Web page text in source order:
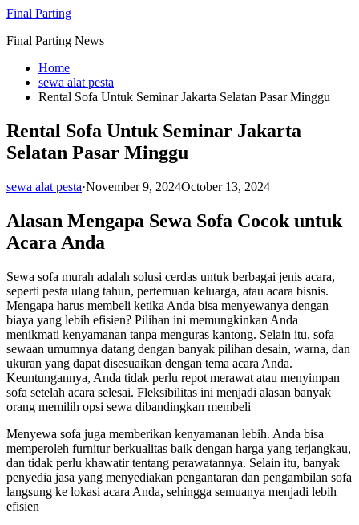
Skip
content
Final Parting
Final Parting News
Home
sewa alat pesta
Rental Sofa Untuk Seminar Jakarta Selatan Pasar Minggu
Rental Sofa Untuk Seminar Jakarta
Selatan Pasar Minggu
sewa alat pesta·November 9, 2024October 13, 2024
Alasan Mengapa Sewa Sofa Cocok untuk
Acara Anda
Sewa sofa murah adalah solusi cerdas untuk berbagai jenis acara,
seperti pesta ulang tahun, pertemuan keluarga, atau acara bisnis.
Mengapa harus membeli ketika Anda bisa menyewanya dengan
biaya yang lebih efisien? Pilihan ini memungkinkan Anda
menikmati kenyamanan tanpa menguras kantong. Selain itu, sofa
sewaan umumnya datang dengan banyak pilihan desain, warna, dan
ukuran yang dapat disesuaikan dengan tema acara Anda.
Keuntungannya, Anda tidak perlu repot merawat atau menyimpan
sofa setelah acara selesai. Fleksibilitas ini menjadi alasan banyak
orang memilih opsi sewa dibandingkan membeli
Menyewa sofa juga memberikan kenyamanan lebih. Anda bisa
memperoleh furnitur berkualitas baik dengan harga yang terjangkau,
dan tidak perlu khawatir tentang perawatannya. Selain itu, banyak
penyedia jasa yang menyediakan pengantaran dan pengambilan sofa
langsung ke lokasi acara Anda, sehingga semuanya menjadi lebih
efisien